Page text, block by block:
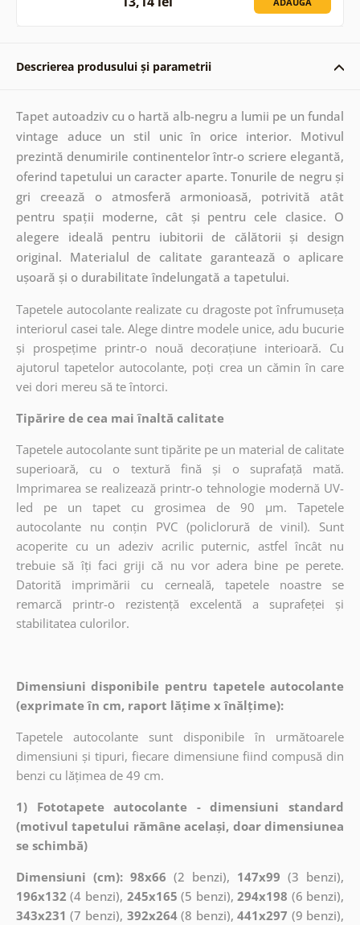
Descrierea produsului și parametrii
Tapet autoadziv cu o hartă alb-negru a lumii pe un fundal
vintage aduce un stil unic în orice interior. Motivul
prezintă denumirile continentelor într-o scriere elegantă,
oferind tapetului un caracter aparte. Tonurile de negru și
gri creează o atmosferă armonioasă, potrivită atât
pentru spații moderne, cât și pentru cele clasice. O
alegere ideală pentru iubitorii de călătorii și design
original. Materialul de calitate garantează o aplicare
ușoară și o durabilitate îndelungată a tapetului.
Tapetele autocolante realizate cu dragoste pot înfrumuseța
interiorul casei tale. Alege dintre modele unice, adu bucurie
și prospețime printr-o nouă decorațiune interioară. Cu
ajutorul tapetelor autocolante, poți crea un cămin în care
vei dori mereu să te întorci.
Tipărire de cea mai înaltă calitate
Tapetele autocolante sunt tipărite pe un material de calitate
superioară, cu o textură fină și o suprafață mată.
Imprimarea se realizează printr-o tehnologie modernă UV-
led pe un tapet cu grosimea de 90 µm. Tapetele
autocolante nu conțin PVC (policlorură de vinil). Sunt
acoperite cu un adeziv acrilic puternic, astfel încât nu
trebuie să îți faci griji că nu vor adera bine pe perete.
Datorită imprimării cu cerneală, tapetele noastre se
remarcă printr-o rezistență excelentă a suprafeței și
stabilitatea culorilor.
Dimensiuni disponibile pentru tapetele autocolante
(exprimate în cm, raport lățime x înălțime):
Tapetele autocolante sunt disponibile în următoarele
dimensiuni și tipuri, fiecare dimensiune fiind compusă din
benzi cu lățimea de 49 cm.
1) Fototapete autocolante - dimensiuni standard
(motivul tapetului rămâne același, doar dimensiunea
se schimbă)
Dimensiuni (cm): 98x66 (2 benzi), 147x99 (3 benzi),
196x132 (4 benzi), 245x165 (5 benzi),294x198 (6 benzi),
343x231 (7 benzi), 392x264(8 benzi),441x297 (9 benzi),